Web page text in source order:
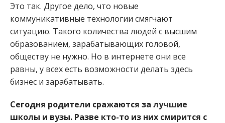
Это так. Другое дело, что новые
коммуникативные технологии смягчают
ситуацию. Такого количества людей с высшим
образованием, зарабатывающих головой,
обществу не нужно. Но в интернете они все
равны, у всех есть возможности делать здесь
бизнес и зарабатывать.
Сегодня родители сражаются за лучшие
школы и вузы. Разве кто-то из них смирится с